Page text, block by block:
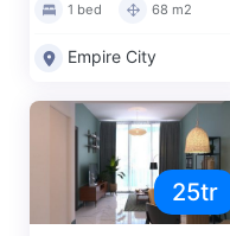
1 bed 68 m2
Empire City
25tr